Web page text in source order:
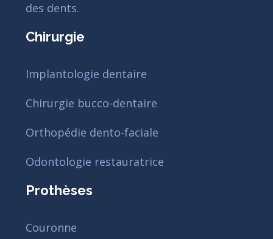
des dents.
Chirurgie
Implantologie dentaire
Chirurgie bucco-dentaire
Orthopédie dento-faciale
Odontologie restauratrice
Prothèses
Couronne